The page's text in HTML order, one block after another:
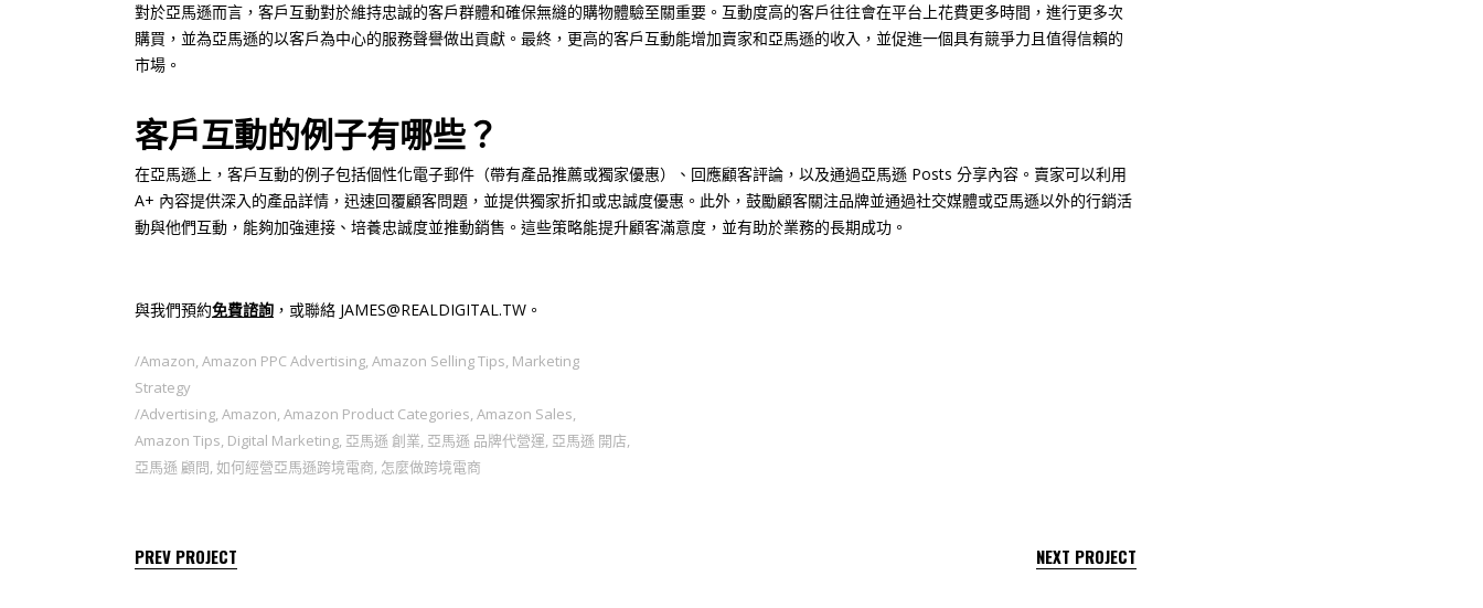
對於亞馬遜而言，客戶互動對於維持忠誠的客戶群體和確保無縫的購物體驗至關重要。互動度高的客戶往往會在平台上花費更多時間，進行更多次
購買，並為亞馬遜的以客戶為中心的服務聲譽做出貢獻。最終，更高的客戶互動能增加賣家和亞馬遜的收入，並促進一個具有競爭力且值得信賴的
市場。
客戶互動的例子有哪些？
在亞馬遜上，客戶互動的例子包括個性化電子郵件（帶有產品推薦或獨家優惠）、回應顧客評論，以及通過亞馬遜 Posts 分享內容。賣家可以利用
A+ 內容提供深入的產品詳情，迅速回覆顧客問題，並提供獨家折扣或忠誠度優惠。此外，鼓勵顧客關注品牌並通過社交媒體或亞馬遜以外的行銷活
動與他們互動，能夠加強連接、培養忠誠度並推動銷售。這些策略能提升顧客滿意度，並有助於業務的長期成功。
與我們預約免費諮詢 ，或聯絡 JAMES@REALDIGITAL.TW。
Amazon, Amazon PPC Advertising, Amazon Selling Tips, Marketing
Strategy
Advertising, Amazon, Amazon Product Categories, Amazon Sales,
Amazon Tips, Digital Marketing, 亞馬遜 創業, 亞馬遜 品牌代營運, 亞馬遜 開店,
亞馬遜 顧問, 如何經營亞馬遜跨境電商, 怎麼做跨境電商
PREV PROJECT NEXT PROJECT